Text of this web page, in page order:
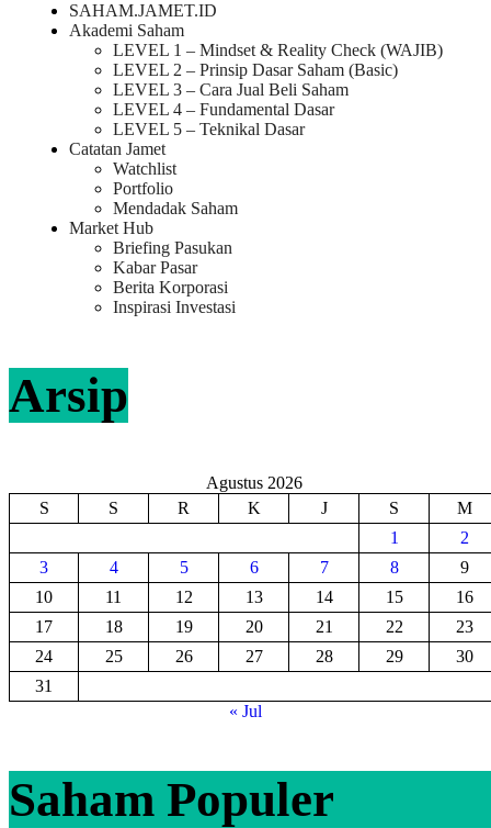
SAHAM.JAMET.ID
Akademi Saham
LEVEL 1 – Mindset & Reality Check (WAJIB)
LEVEL 2 – Prinsip Dasar Saham (Basic)
LEVEL 3 – Cara Jual Beli Saham
LEVEL 4 – Fundamental Dasar
LEVEL 5 – Teknikal Dasar
Catatan Jamet
Watchlist
Portfolio
Mendadak Saham
Market Hub
Briefing Pasukan
Kabar Pasar
Berita Korporasi
Inspirasi Investasi
Arsip
Agustus 2026
S
S R K J S
M
1
2
3
4 5 6 7 8
9
10
11 12 13 14 15
16
17
18 19 20 21 22
23
24
25 26 27 28 29
30
31
« Jul
Saham Populer